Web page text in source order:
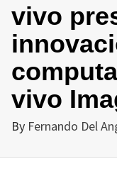
vivo
vivo
By Fernando Del